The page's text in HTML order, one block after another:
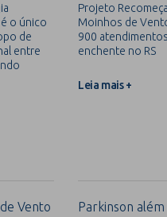
o único
de
entre
Projeto
Moinhos de
900
enchente no RS
Leia mais +
Vento
Parkinson